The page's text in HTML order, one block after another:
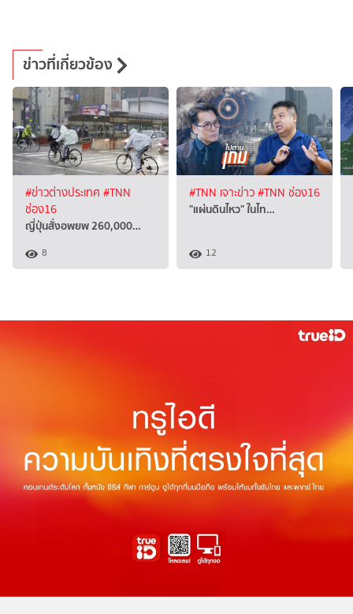
ข่าวที่เกี่ยวข้อง
#ข่าวต่างประเทศ #TNN
ช่อง16
ญี่ปุ่นสั่งอพยพ 260,000…
8
#TNN เจาะข่าว#TNN ช่อง16
"แผ่นดินไหว" ในไท…
12